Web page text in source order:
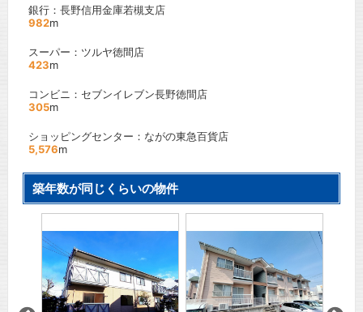
銀行：長野信用金庫若槻支店
982m
スーパー：ツルヤ徳間店
423m
コンビニ：セブンイレブン長野徳間店
305m
ショッピングセンター：ながの東急百貨店
5,576m
築年数が同じくらいの物件